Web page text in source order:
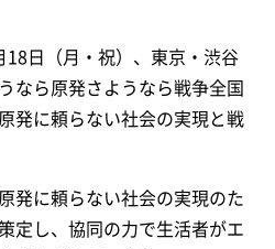
18日（月・祝）、東京・渋谷
なら原発さようなら戦争全国
発に頼らない社会の実現と戦
発に頼らない社会の実現のた
定し、協同の力で生活者がエ